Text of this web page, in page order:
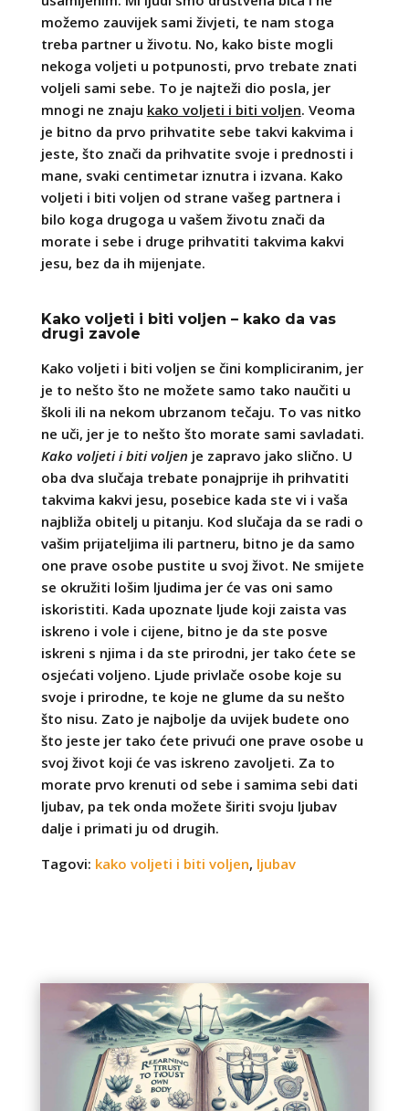
možemo zauvijek sami živjeti, te nam stoga
treba partner u životu. No, kako biste mogli
nekoga voljeti u potpunosti, prvo trebate znati
voljeli sami sebe. To je najteži dio posla, jer
mnogi ne znaju kako voljeti i biti voljen. Veoma
je bitno da prvo prihvatite sebe takvi kakvima i
jeste, što znači da prihvatite svoje i prednosti i
mane, svaki centimetar iznutra i izvana. Kako
voljeti i biti voljen od strane vašeg partnera i
bilo koga drugoga u vašem životu znači da
morate i sebe i druge prihvatiti takvima kakvi
jesu, bez da ih mijenjate.
Kako voljeti i biti voljen – kako da vas
drugi zavole
Kako voljeti i biti voljen se čini kompliciranim, jer
je to nešto što ne možete samo tako naučiti u
školi ili na nekom ubrzanom tečaju. To vas nitko
ne uči, jer je to nešto što morate sami savladati.
Kako voljeti i biti voljen je zapravo jako slično. U
oba dva slučaja trebate ponajprije ih prihvatiti
takvima kakvi jesu, posebice kada ste vi i vaša
najbliža obitelj u pitanju. Kod slučaja da se radi o
vašim prijateljima ili partneru, bitno je da samo
one prave osobe pustite u svoj život. Ne smijete
se okružiti lošim ljudima jer će vas oni samo
iskoristiti. Kada upoznate ljude koji zaista vas
iskreno i vole i cijene, bitno je da ste posve
iskreni s njima i da ste prirodni, jer tako ćete se
osjećati voljeno. Ljude privlače osobe koje su
svoje i prirodne, te koje ne glume da su nešto
što nisu. Zato je najbolje da uvijek budete ono
što jeste jer tako ćete privući one prave osobe u
svoj život koji će vas iskreno zavoljeti. Za to
morate prvo krenuti od sebe i samima sebi dati
ljubav, pa tek onda možete širiti svoju ljubav
dalje i primati ju od drugih.
Tagovi: kako voljeti i biti voljen, ljubav